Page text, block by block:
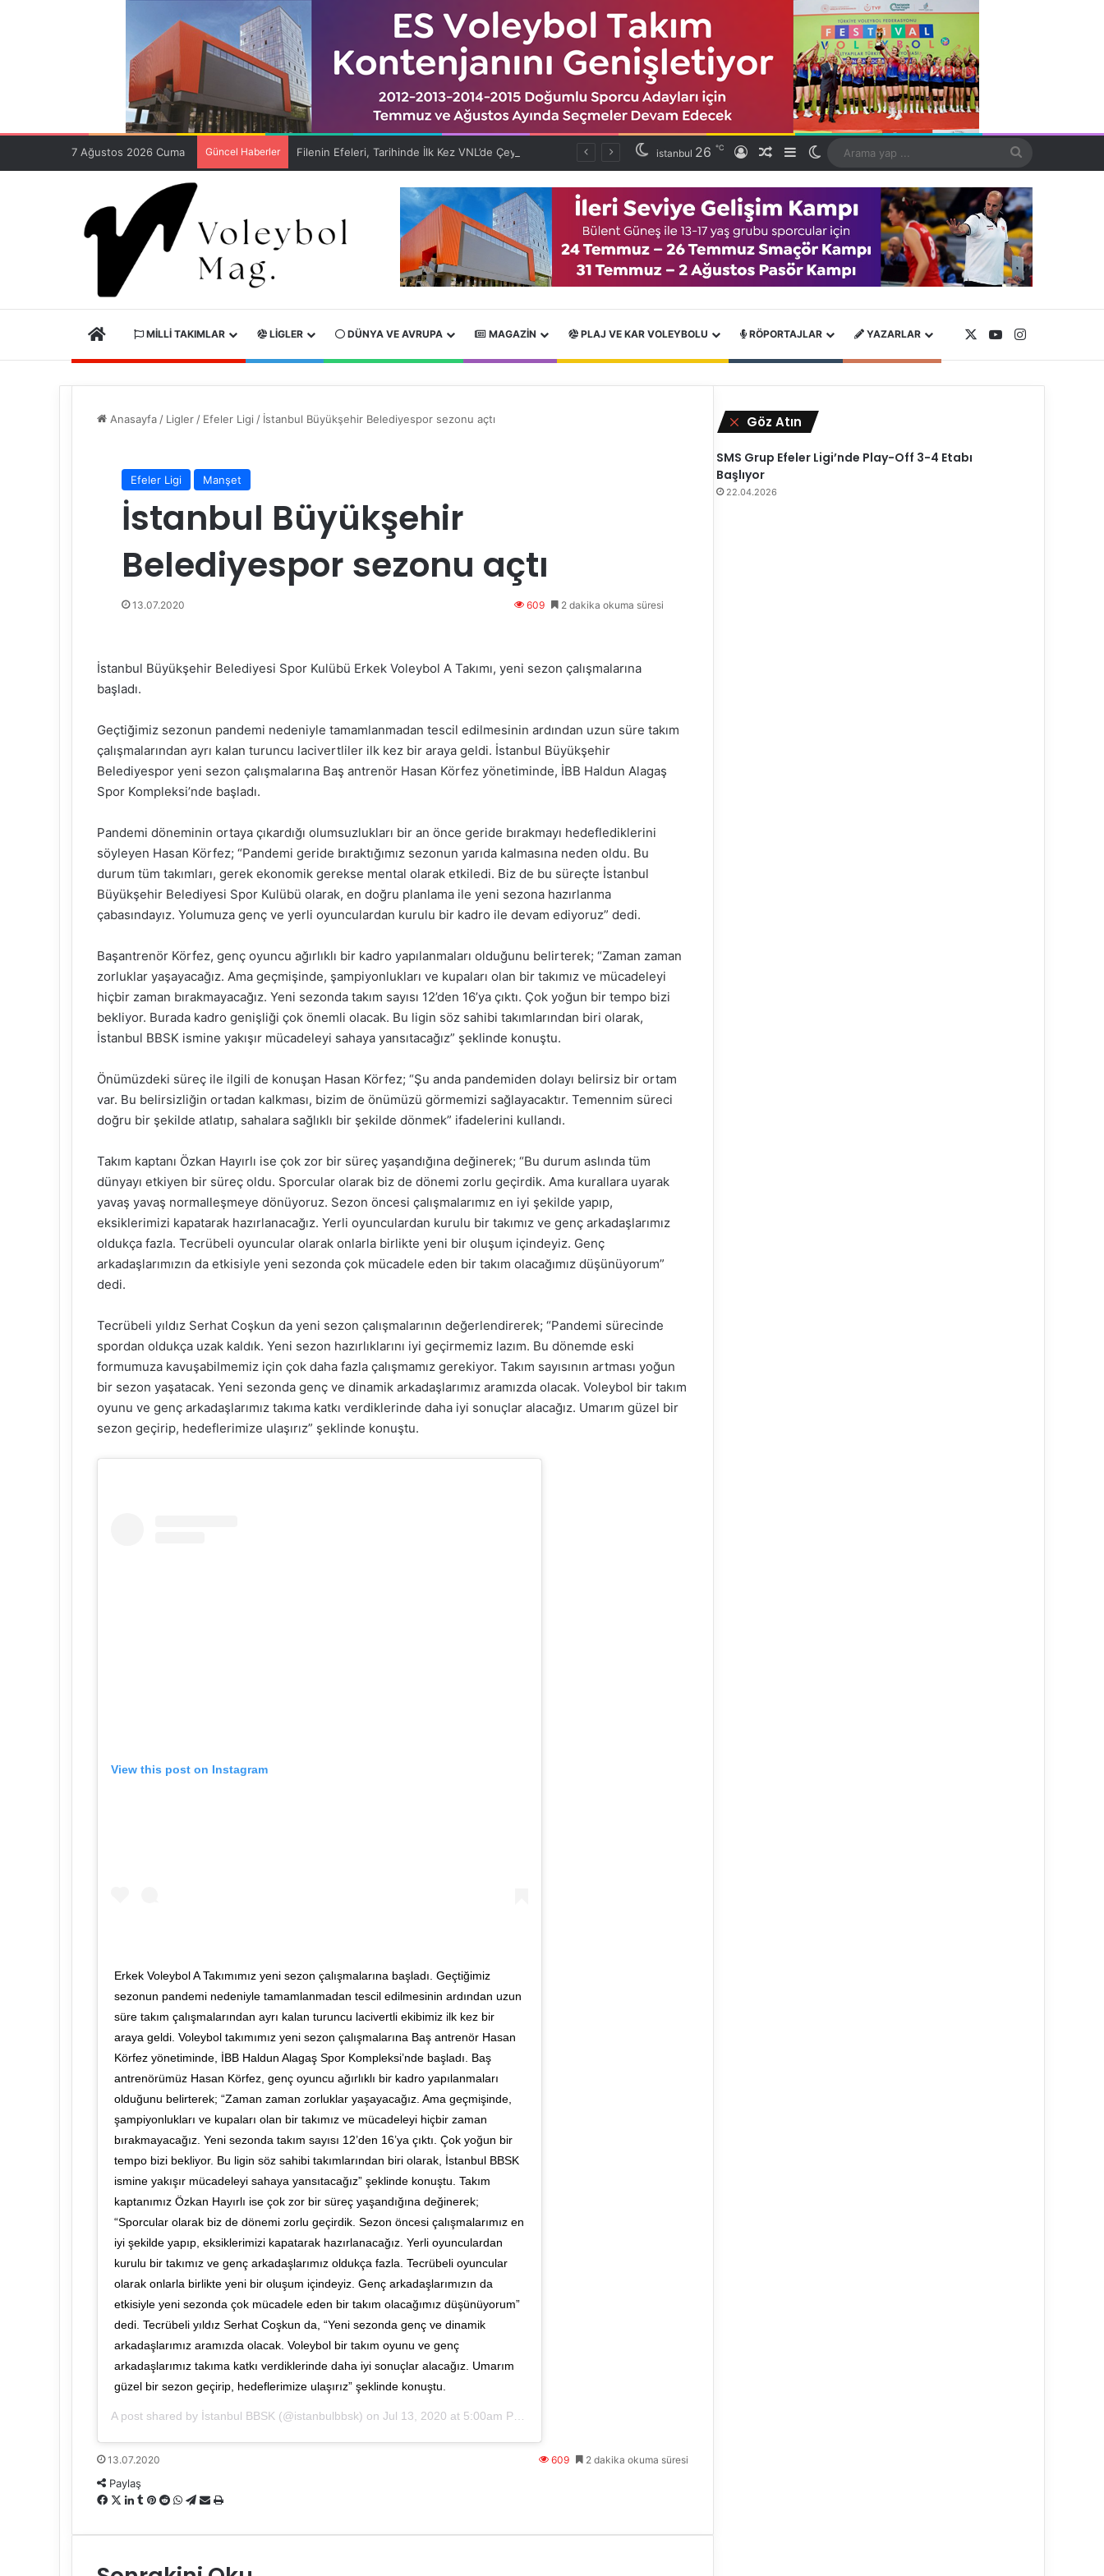
7 Ağustos 2026 Cuma Güncel Haberler istanbul 26 ℃ Kayıt OlRastgele Makale
Kenar Bölmesi
Dış görünümü değiştir
...
ANA SAYFAMILLI TAKIMLAR LIGLER DÜNYA VE AVRUPA MAGAZIN PLAJ VE KAR VOLEYBOLU RÖPORTAJLAR YAZARLAR YouTube
Anasayfa / Ligler / Efeler Ligi / İstanbul Büyükşehir Belediyespor sezonu açtı
Efeler Ligi Manşet
İstanbul Büyükşehir
Belediyespor sezonu açtı
13.07.2020 609 2 dakika okuma süresi
İstanbul Büyükşehir Belediyesi Spor Kulübü Erkek Voleybol A Takımı, yeni sezon çalışmalarına
başladı.
Geçtiğimiz sezonun pandemi nedeniyle tamamlanmadan tescil edilmesinin ardından uzun süre takım
çalışmalarından ayrı kalan turuncu lacivertliler ilk kez bir araya geldi. İstanbul Büyükşehir
Belediyespor yeni sezon çalışmalarına Baş antrenör Hasan Körfez yönetiminde, İBB Haldun Alagaş
Spor Kompleksi’nde başladı.
Pandemi döneminin ortaya çıkardığı olumsuzlukları bir an önce geride bırakmayı hedeflediklerini
söyleyen Hasan Körfez; “Pandemi geride bıraktığımız sezonun yarıda kalmasına neden oldu. Bu
durum tüm takımları, gerek ekonomik gerekse mental olarak etkiledi. Biz de bu süreçte İstanbul
Büyükşehir Belediyesi Spor Kulübü olarak, en doğru planlama ile yeni sezona hazırlanma
çabasındayız. Yolumuza genç ve yerli oyunculardan kurulu bir kadro ile devam ediyoruz” dedi.
Başantrenör Körfez, genç oyuncu ağırlıklı bir kadro yapılanmaları olduğunu belirterek; “Zaman zaman
zorluklar yaşayacağız. Ama geçmişinde, şampiyonlukları ve kupaları olan bir takımız ve mücadeleyi
hiçbir zaman bırakmayacağız. Yeni sezonda takım sayısı 12’den 16’ya çıktı. Çok yoğun bir tempo bizi
bekliyor. Burada kadro genişliği çok önemli olacak. Bu ligin söz sahibi takımlarından biri olarak,
İstanbul BBSK ismine yakışır mücadeleyi sahaya yansıtacağız” şeklinde konuştu.
Önümüzdeki süreç ile ilgili de konuşan Hasan Körfez; “Şu anda pandemiden dolayı belirsiz bir ortam
var. Bu belirsizliğin ortadan kalkması, bizim de önümüzü görmemizi sağlayacaktır. Temennim süreci
doğru bir şekilde atlatıp, sahalara sağlıklı bir şekilde dönmek” ifadelerini kullandı.
Takım kaptanı Özkan Hayırlı ise çok zor bir süreç yaşandığına değinerek; “Bu durum aslında tüm
dünyayı etkiyen bir süreç oldu. Sporcular olarak biz de dönemi zorlu geçirdik. Ama kurallara uyarak
yavaş yavaş normalleşmeye dönüyoruz. Sezon öncesi çalışmalarımız en iyi şekilde yapıp,
eksiklerimizi kapatarak hazırlanacağız. Yerli oyunculardan kurulu bir takımız ve genç arkadaşlarımız
oldukça fazla. Tecrübeli oyuncular olarak onlarla birlikte yeni bir oluşum içindeyiz. Genç
arkadaşlarımızın da etkisiyle yeni sezonda çok mücadele eden bir takım olacağımız düşünüyorum”
dedi.
Tecrübeli yıldız Serhat Coşkun da yeni sezon çalışmalarının değerlendirerek; “Pandemi sürecinde
spordan oldukça uzak kaldık. Yeni sezon hazırlıklarını iyi geçirmemiz lazım. Bu dönemde eski
formumuza kavuşabilmemiz için çok daha fazla çalışmamız gerekiyor. Takım sayısının artması yoğun
bir sezon yaşatacak. Yeni sezonda genç ve dinamik arkadaşlarımız aramızda olacak. Voleybol bir takım
oyunu ve genç arkadaşlarımız takıma katkı verdiklerinde daha iyi sonuçlar alacağız. Umarım güzel bir
sezon geçirip, hedeflerimize ulaşırız” şeklinde konuştu.
View this post on Instagram
Erkek Voleybol A Takımımız yeni sezon çalışmalarına başladı. Geçtiğimiz
sezonun pandemi nedeniyle tamamlanmadan tescil edilmesinin ardından uzun
süre takım çalışmalarından ayrı kalan turuncu lacivertli ekibimiz ilk kez bir
araya geldi. Voleybol takımımız yeni sezon çalışmalarına Baş antrenör Hasan
Körfez yönetiminde, İBB Haldun Alagaş Spor Kompleksi’nde başladı. Baş
antrenörümüz Hasan Körfez, genç oyuncu ağırlıklı bir kadro yapılanmaları
olduğunu belirterek; “Zaman zaman zorluklar yaşayacağız. Ama geçmişinde,
şampiyonlukları ve kupaları olan bir takımız ve mücadeleyi hiçbir zaman
bırakmayacağız. Yeni sezonda takım sayısı 12’den 16’ya çıktı. Çok yoğun bir
tempo bizi bekliyor. Bu ligin söz sahibi takımlarından biri olarak, İstanbul BBSK
ismine yakışır mücadeleyi sahaya yansıtacağız” şeklinde konuştu. Takım
kaptanımız Özkan Hayırlı ise çok zor bir süreç yaşandığına değinerek;
“Sporcular olarak biz de dönemi zorlu geçirdik. Sezon öncesi çalışmalarımız en
iyi şekilde yapıp, eksiklerimizi kapatarak hazırlanacağız. Yerli oyunculardan
kurulu bir takımız ve genç arkadaşlarımız oldukça fazla. Tecrübeli oyuncular
olarak onlarla birlikte yeni bir oluşum içindeyiz. Genç arkadaşlarımızın da
etkisiyle yeni sezonda çok mücadele eden bir takım olacağımız düşünüyorum”
dedi. Tecrübeli yıldız Serhat Coşkun da, “Yeni sezonda genç ve dinamik
arkadaşlarımız aramızda olacak. Voleybol bir takım oyunu ve genç
arkadaşlarımız takıma katkı verdiklerinde daha iyi sonuçlar alacağız. Umarım
güzel bir sezon geçirip, hedeflerimize ulaşırız” şeklinde konuştu.
A post shared by İstanbul BBSK (@istanbulbbsk) on Jul 13, 2020 at 5:00am PDT
13.07.2020 609 2 dakika okuma süresi
Paylaş
F
c
b
X L
n
e
T
m
l
P
n
e
R
d
i
W
a
s
T
l
g
E
P
s
z
ı
Göz Atın
K
a
p
a
l
SMS Grup Efeler Ligi’nde Play-Off 3-4 Etabı
Başlıyor
22.04.2026